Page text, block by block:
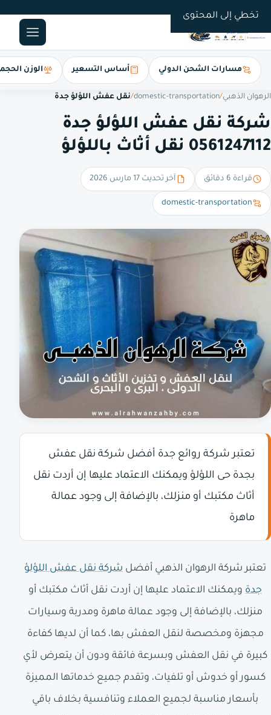
تخطي إلى المحتوى
مسارات الشحن الدولي أساس التسعير الوزن
الرهوان الذهبي/
domestic-transportation
/نقل عفش اللؤلؤ جدة
شركة نقل عفش اللؤلؤ جدة
0561247112 نقل أثاث باللؤلؤ
قراءة 6 دقائق آخر تحديث 17 مارس 2026
domestic-transportation
تعتبر شركة روائع جدة أفضل شركة نقل عفش
بجدة حى اللؤلؤ ويمكنك الاعتماد عليها إن أردت نقل
أثاث مكتبك أو منزلك، بالإضافة إلى وجود عمالة
ماهرة
تعتبر شركة الرهوان الذهبي أفضل شركة نقل عفش اللؤلؤ
جدة ويمكنك الاعتماد عليها إن أردت نقل أثاث مكتبك أو
منزلك، بالإضافة إلى وجود عمالة ماهرة ومدربة وسيارات
مجهزة ومخصصة لنقل العفش بها، كما أن لديها كفاءة
كبيرة في نقل العفش وبسرعة فائقة ودون أن يتعرض لأي
كسور أو خدوش أو تلفيات، وتقدم جميع خدماتها المميزة
بأسعار مناسبة لجميع العملاء وتنافسية بخلاف باقي